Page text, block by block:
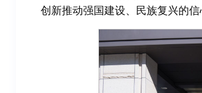
创新推动强国建设、民族复兴的信